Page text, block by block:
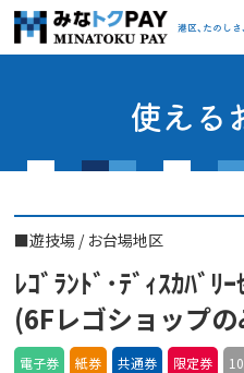
みな
港区、たのしさ
使える
■遊技場 / お台場地区
ﾚｺﾞﾗﾝﾄﾞ･ﾃﾞｨｽｶﾊﾞﾘ
(6Fレゴショップ
電子券 紙券 共通券 限定券